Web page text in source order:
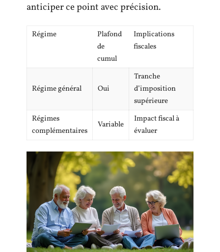
anticiper ce point avec précision.
Régime
Plafond
de
cumul
Implications
fiscales
Régime général Oui
Tranche
d’imposition
supérieure
Régimes
complémentaires
Variable
Impact fiscal à
évaluer